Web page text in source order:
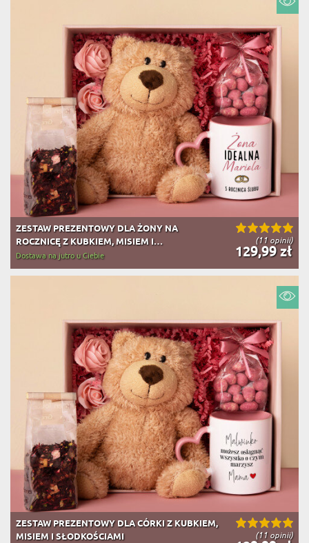
(11 opinii)
ZESTAW PREZENTOWY DLA ŻONY NA
ROCZNICĘ Z KUBKIEM, MISIEM I
SŁODKOŚCIAMI
129,99 zł
Dostawa na jutro u Ciebie
(11 opinii)
ZESTAW PREZENTOWY DLA CÓRKI Z KUBKIEM,
MISIEM I SŁODKOŚCIAMI